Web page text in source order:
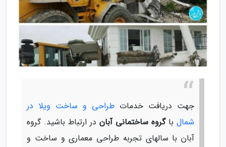
جهت دریافت خدمات طراحی و ساخت ویلا در
شمال باگروه ساختمانی آبان در ارتباط باشید. گروه
آبان با سالهای تجربه طراحی معماری و ساخت و